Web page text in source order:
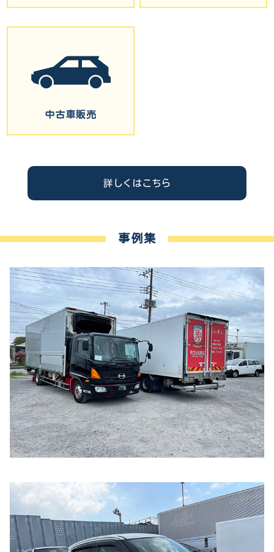
中古車販売
詳しくはこちら
事例集